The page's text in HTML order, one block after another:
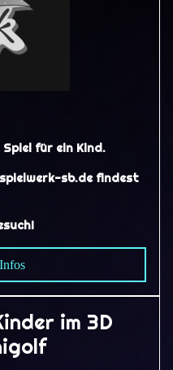
für ein Kind.
sb.de findest
im 3D